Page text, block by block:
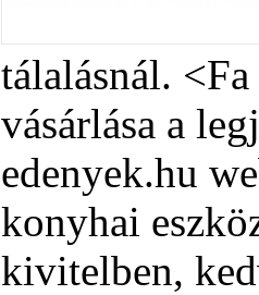
tálalásnál.
vásárlása a
edenyek.hu
konyhai
kivitelben,